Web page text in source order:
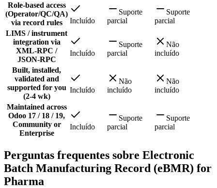
Role-based access
(Operator/QC/QA)
via record rules
Incluído
Suporte
parcial
Suporte
parcial
LIMS / instrument
integration via
XML-RPC /
JSON-RPC
Incluído
Suporte
parcial
Não
incluído
Built, installed,
validated and
supported for you
(2-4 wk)
Incluído
Não
incluído
Não
incluído
Maintained across
Odoo 17 / 18 / 19,
Community or
Enterprise
Incluído
Suporte
parcial
Suporte
parcial
Perguntas frequentes sobre Electronic
Batch Manufacturing Record (eBMR) for
Pharma